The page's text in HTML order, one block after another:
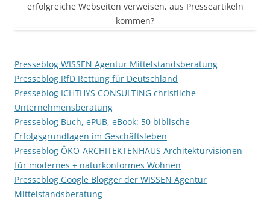
erfolgreiche Webseiten verweisen, aus Presseartikeln
kommen?
Presseblog WISSEN Agentur Mittelstandsberatung
Presseblog RfD Rettung für Deutschland
Presseblog ICHTHYS CONSULTING christliche
Unternehmensberatung
Presseblog Buch, ePUB, eBook: 50 biblische
Erfolgsgrundlagen im Geschäftsleben
Presseblog ÖKO-ARCHITEKTENHAUS Architekturvisionen
für modernes + naturkonformes Wohnen
Presseblog Google Blogger der WISSEN Agentur
Mittelstandsberatung